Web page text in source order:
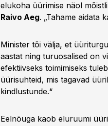
elukoha üürimise näol
Raivo Aeg. „Tahame aidata
Minister tõi välja, et
aastat ning turuosalised on
efektiivseks toimimiseks
üürisuhteid, mis tagavad
kindlustunde.“
Eelnõuga kaob eluruumi